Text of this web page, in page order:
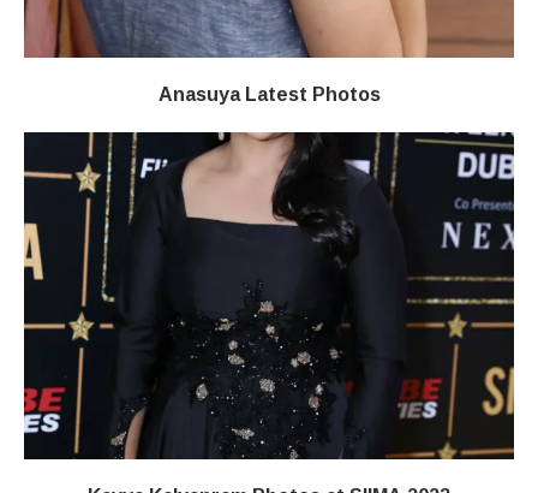
Anasuya Latest Photos